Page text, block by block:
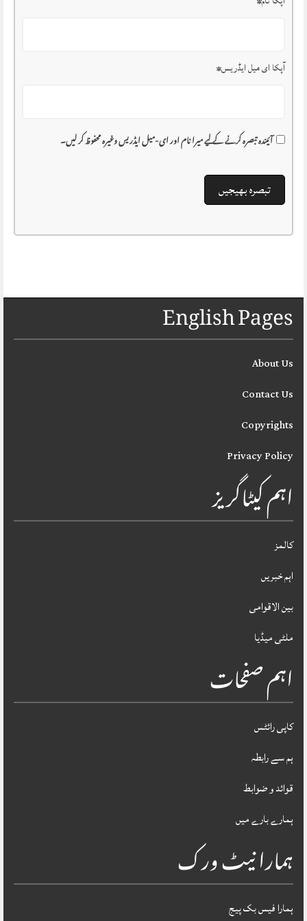
آپکا ای میل ایڈریس*
آئیندہ تبصرہ کرنے کے لیے میرا نام اور ای-میل ایڈریس وغیرہ محفوظ کر لیں۔
English Pages
About Us
Contact Us
Copyrights
Privacy Policy
اہم کیٹاگریز
کالمز
اہم خبریں
بین الاقوامی
ملٹی میڈیا
اہم صفحات
کاپی رائٹس
ہم سے رابطہ
قوائد و ضوابط
ہمارے بارے میں
ہمارا نیٹ ورک
ہمارا فیس بک پیج